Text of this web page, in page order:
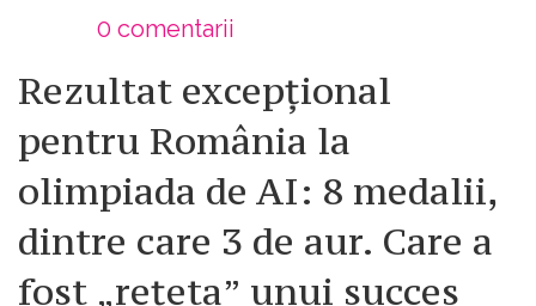
0 comentarii
Rezultat excepțional
pentru România la
olimpiada de AI: 8 medalii,
dintre care 3 de aur. Care a
fost „rețeta” unui succes